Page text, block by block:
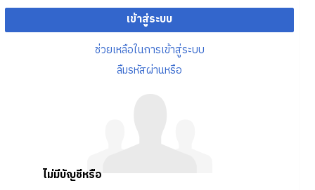
เข้าสู่ระบบ
ช่วยเหลือในการเข้าสู่ระบบ
ลืมรหัสผ่านหรือ
ไม่มีบัญชีหรือ